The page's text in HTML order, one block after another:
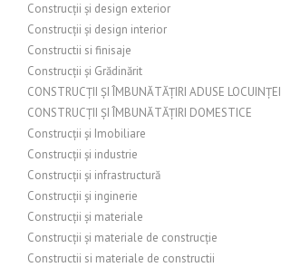
Construcții și design exterior
Construcții și design interior
Constructii si finisaje
Construcții și Grădinărit
CONSTRUCȚII ȘI ÎMBUNĂTĂȚIRI ADUSE LOCUINȚEI
CONSTRUCȚII ȘI ÎMBUNĂTĂȚIRI DOMESTICE
Construcții și Imobiliare
Construcții și industrie
Construcții și infrastructură
Construcții și inginerie
Construcții și materiale
Construcții și materiale de construcție
Constructii si materiale de constructii